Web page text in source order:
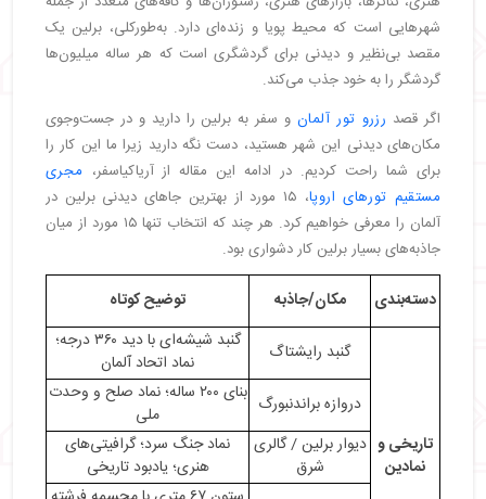
・ستون پیروزی، باشکوه‌ ترین جاذبه برلین
・کلیسای یادبود قیصر ویلهلم، پازلی از جنگ و بازسازی
・ پارک تیرگارتن، قلب سرسبز برلین
・کاخ بیله‌فلد، نمادی از قدرت و وقار
・میدان الکساندر پلاتس، معروف‌ترین میدان برلین
・ موزه DDR، پنجره‌ای به آلمان شرقی
・ یادبود هولوکاست، مکانی برای یادبود قربانیان
هولوکاست
・ باغ وحش برلین، با گونه‌های عجیب جانوری
・باغ گیاه‌شناسی برلین، بهشت گیاه‌دوستان
・گالری شرق، طولانی ترین بخش باقی‌مانده دیوار برلین
・خانه کنسرت، فضایی برای موسیقی
・آکواریوم برلین، دنیای زیر آب
چک پوینت چارلی، گذرگاه‌ مرزی بین دو آلمان
موزه پرگامون، نقشی از آثار باستانی
توپوگرافی وحشت، مستند جنایت نازی‌ها
・کلیسای جامع برلین، نمادی از معماری گوتیک
・اونتر دن لیندن، خیابانی تاریخی و تجاری
پارک ترپتوور، بزرگ‌ترین پارک عمومی برلین
شهرهایی است که محیط پویا و زنده‌ای دارد. به‌طورکلی، برلین یک
مقصد بی‌نظیر و دیدنی برای گردشگری است که هر ساله میلیون‌ها
گردشگر را به خود جذب می‌کند.
اگر قصد رزرو تور آلمان و سفر به برلین را دارید و در جست‌وجوی
مکان‌های دیدنی این شهر هستید، دست نگه دارید زیرا ما این کار را
برای شما راحت کردیم. در ادامه این مقاله از آریاکیاسفر، مجری
مستقیم تورهای اروپا
، ۱۵ مورد از بهترین جاهای دیدنی برلین در
آلمان را معرفی خواهیم کرد. هر چند که انتخاب تنها ۱۵ مورد از میان
جاذبه‌های بسیار برلین کار دشواری بود.
دسته‌بندی مکان/جاذبه توضیح کوتاه
تاریخی و
نمادین
گنبد رایشتاگ
گنبد شیشه‌ای با دید ۳۶۰ درجه؛
نماد اتحاد آلمان
دروازه براندنبورگ
بنای ۲۰۰ ساله؛ نماد صلح و وحدت
ملی
دیوار برلین / گالری
شرق
نماد جنگ سرد؛ گرافیتی‌های
هنری؛ یادبود تاریخی